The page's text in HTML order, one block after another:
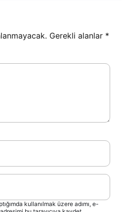
Gerekli alanlar *
kullanılmak üzere adımı, e-